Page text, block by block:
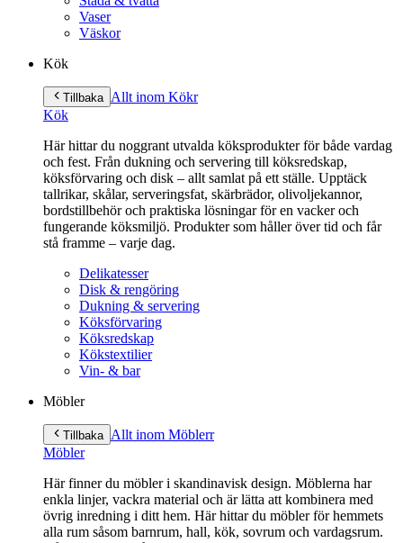
Vaser
Väskor
Kök
Tillbaka Allt inom Kökr
Kök
Här hittar du noggrant utvalda köksprodukter för både vardag
och fest. Från dukning och servering till köksredskap,
köksförvaring och disk – allt samlat på ett ställe. Upptäck
tallrikar, skålar, serveringsfat, skärbrädor, olivoljekannor,
bordstillbehör och praktiska lösningar för en vacker och
fungerande köksmiljö. Produkter som håller över tid och får
stå framme – varje dag.
Delikatesser
Disk & rengöring
Dukning & servering
Köksförvaring
Köksredskap
Kökstextilier
Vin- & bar
Möbler
Tillbaka Allt inom Möblerr
Möbler
Här finner du möbler i skandinavisk design. Möblerna har
enkla linjer, vackra material och är lätta att kombinera med
övrig inredning i ditt hem. Här hittar du möbler för hemmets
alla rum såsom barnrum, hall, kök, sovrum och vardagsrum.